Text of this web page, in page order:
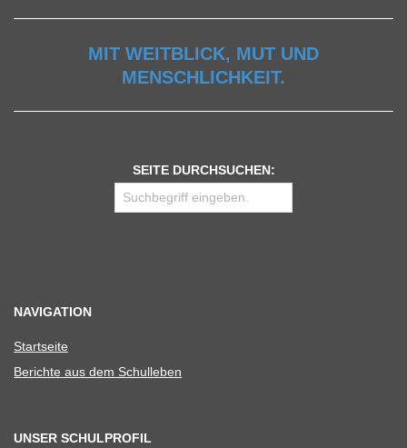
MIT WEITBLICK, MUT UND
MENSCHLICHKEIT.
SEITE DURCHSUCHEN:
NAVIGATION
Start­seite
Berichte aus dem Schulleben
UNSER SCHULPROFIL